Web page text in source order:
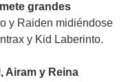
grandes
y Raiden midiéndose
y Kid Laberinto.
Airam y Reina